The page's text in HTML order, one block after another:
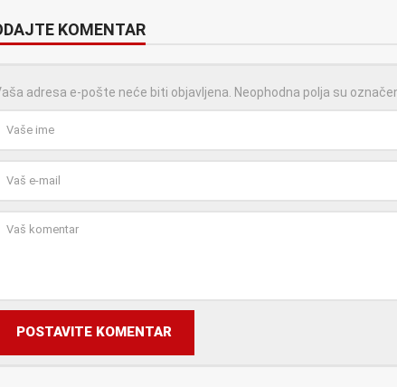
KOMENTAR
adresa e-pošte neće biti objavljena. Neophodna polja su
POSTAVITE KOMENTAR